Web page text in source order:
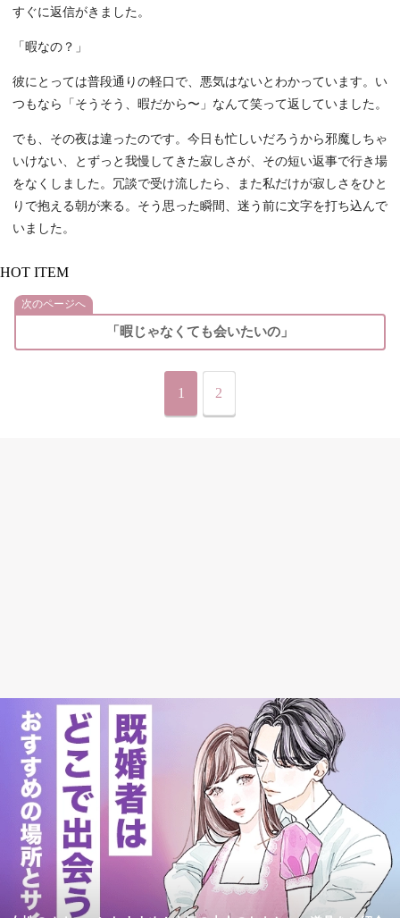
すぐに返信がきました。
「暇なの？」
彼にとっては普段通りの軽口で、悪気はないとわかっています。い
つもなら「そうそう、暇だから〜」なんて笑って返していました。
でも、その夜は違ったのです。今日も忙しいだろうから邪魔しちゃ
いけない、とずっと我慢してきた寂しさが、その短い返事で行き場
をなくしました。冗談で受け流したら、また私だけが寂しさをひと
りで抱える朝が来る。そう思った瞬間、迷う前に文字を打ち込んで
いました。
HOT ITEM
次のページへ
「暇じゃなくても会いたいの」
1 2